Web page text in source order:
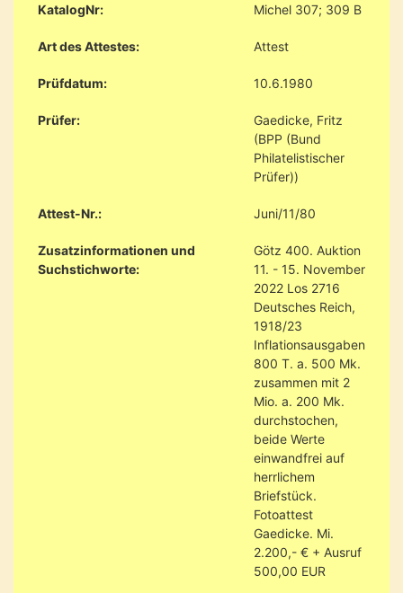
KatalogNr: Michel 307; 309 B
Art des Attestes: Attest
Prüfdatum: 10.6.1980
Prüfer:
Gaedicke, Fritz
(BPP (Bund
Philatelistischer
Prüfer))
Attest-Nr.: Juni/11/80
Zusatzinformationen und
Suchstichworte:
Götz 400. Auktion
11. - 15. November
2022 Los 2716
Deutsches Reich,
1918/23
Inflationsausgaben
800 T. a. 500 Mk.
zusammen mit 2
Mio. a. 200 Mk.
durchstochen,
beide Werte
einwandfrei auf
herrlichem
Briefstück.
Fotoattest
Gaedicke. Mi.
2.200,- € + Ausruf
500,00 EUR